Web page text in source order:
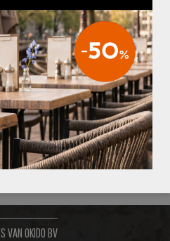
513 418882
CR Heerenveen
VAN OKIDO BV